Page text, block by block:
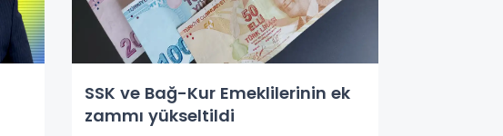
SSK ve Bağ-Kur Emeklilerinin ek
zammı yükseltildi